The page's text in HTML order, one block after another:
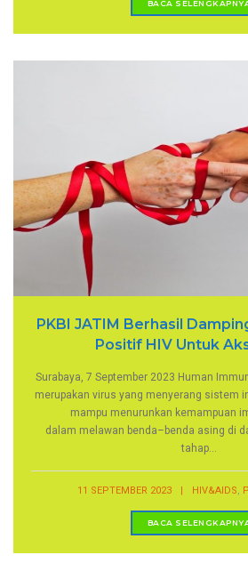
BACA
PKBI JATIM Berhasil
Positif HIV Untuk
Surabaya, 7 September 2023 Human
merupakan virus yang menyerang sistem
mampu menurunkan kemampuan
dalam melawan benda–benda asing di
tahap...
11 SEPTEMBER 2023 HIV&AIDS,
BACA